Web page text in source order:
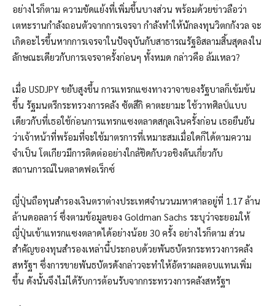
อย่างไรก็ตาม ความขัดแย้งที่เพิ่มขึ้นบางส่วน พร้อมด้วยข่าวลือว่า
เตหะรานกำลังถอนตัวจากการเจรจา กำลังทำให้นักลงทุนวิตกกังวล จะ
เกิดอะไรขึ้นหากการเจรจาในปัจจุบันกับสาธารณรัฐอิสลามสิ้นสุดลงใน
ลักษณะเดียวกับการเจรจาครั้งก่อนๆ ทั้งหมด กล่าวคือ ล้มเหลว?
เมื่อ USDJPY ขยับสูงขึ้น การแทรกแซงทางวาจาของรัฐบาลก็เข้มข้น
ขึ้น รัฐมนตรีกระทรวงการคลัง ซัตสึกิ คาตะยามะ ใช้วาทศิลป์แบบ
เดียวกับที่เธอใช้ก่อนการแทรกแซงตลาดสกุลเงินครั้งก่อน เธอยืนยัน
ว่าเจ้าหน้าที่พร้อมที่จะใช้มาตรการที่เหมาะสมเมื่อใดก็ได้ตามความ
จำเป็น โตเกียวมีการติดต่ออย่างใกล้ชิดกับวอชิงตันเกี่ยวกับ
สถานการณ์ในตลาดฟอเร็กซ์
ญี่ปุ่นถือทุนสำรองเงินตราต่างประเทศจำนวนมหาศาลอยู่ที่ 1.17 ล้าน
ล้านดอลลาร์ ซึ่งตามข้อมูลของ Goldman Sachs ระบุว่าจะยอมให้
ญี่ปุ่นเข้าแทรกแซงตลาดได้อย่างน้อย 30 ครั้ง อย่างไรก็ตาม ส่วน
สำคัญของทุนสำรองเหล่านี้ประกอบด้วยพันธบัตรกระทรวงการคลัง
สหรัฐฯ ซึ่งการขายพันธบัตรดังกล่าวจะทำให้อัตราผลตอบแทนเพิ่ม
ขึ้น ดังนั้นจึงไม่ได้รับการต้อนรับจากกระทรวงการคลังสหรัฐฯ